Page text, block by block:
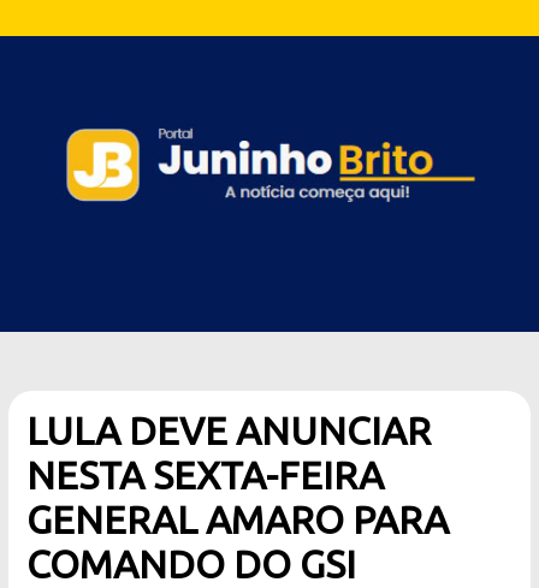
LULA DEVE ANUNCIAR
NESTA SEXTA-FEIRA
GENERAL AMARO PARA
COMANDO DO GSI